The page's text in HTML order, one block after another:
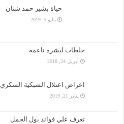
حياة بشير حمد شنان
مايو 5, 2019
خلطات لبشرة ناعمة
أبريل 24, 2018
اعراض اعتلال الشبكية السكري
يناير 21, 2019
تعرف علي فوائد بول الجمل